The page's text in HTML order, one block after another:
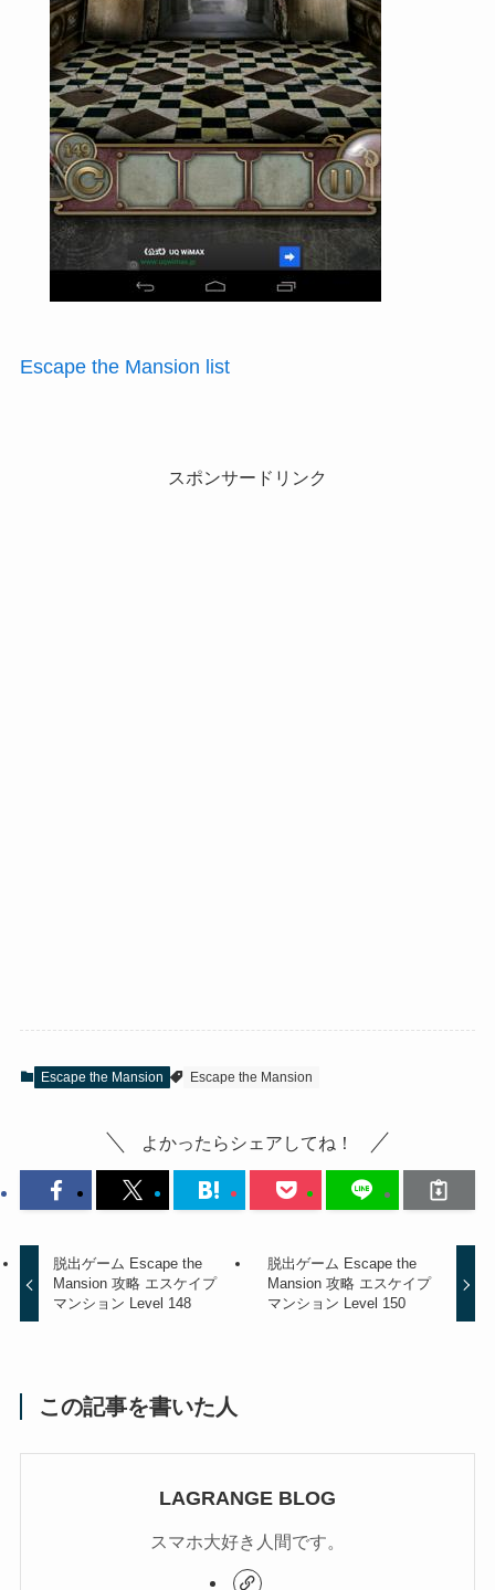
Escape the Mansion list
スポンサードリンク
Escape the Mansion Escape the Mansion
よかったらシェアしてね！
脱出ゲーム Escape the
Mansion 攻略 エスケイプ
マンション Level 148
脱出ゲーム Escape the
Mansion 攻略 エスケイプ
マンション Level 150
この記事を書いた人
LAGRANGE BLOG
スマホ大好き人間です。